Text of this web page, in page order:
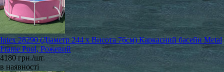
Intex 28290 (Діаметр 244 x Висота 76см) Каркасний басейн Metal
Frame Pool, Рожевий
4180 грн./шт.
в наявності